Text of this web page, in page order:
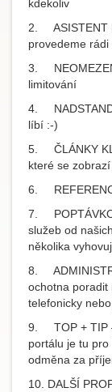
kdekoliv
2. ASISTENT
provedeme rádi
3.
limitování
4.
líbí :-)
5. ČLÁNKY
které se
6.
7.
služeb od
několika
8.
ochotna poradit
telefonicky
9. TOP + TIP
portálu je tu
odměna za
10. DALŠÍ